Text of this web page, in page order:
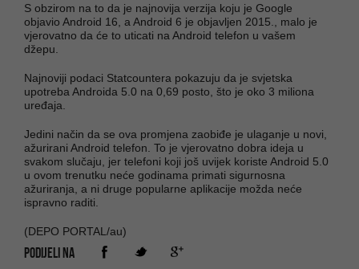
S obzirom na to da je najnovija verzija koju je Google
objavio Android 16, a Android 6 je objavljen 2015., malo je
vjerovatno da će to uticati na Android telefon u vašem
džepu.
Najnoviji podaci Statcountera pokazuju da je svjetska
upotreba Androida 5.0 na 0,69 posto, što je oko 3 miliona
uređaja.
Jedini način da se ova promjena zaobiđe je ulaganje u novi,
ažurirani Android telefon. To je vjerovatno dobra ideja u
svakom slučaju, jer telefoni koji još uvijek koriste Android 5.0
u ovom trenutku neće godinama primati sigurnosna
ažuriranja, a ni druge popularne aplikacije možda neće
ispravno raditi.
(DEPO PORTAL/au)
PODIJELI NA